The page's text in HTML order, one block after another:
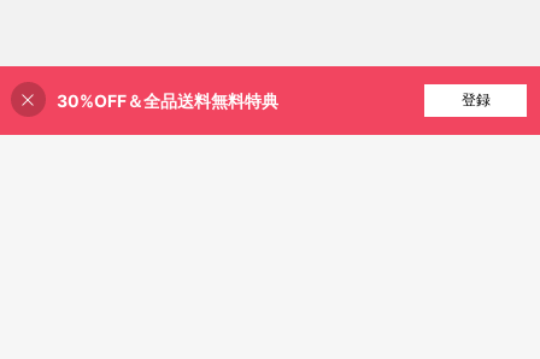
20% 割引！
30%OFF＆全品送料無料特典 登録